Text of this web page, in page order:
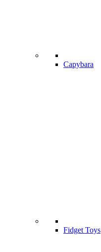
Capybara
Fidget Toys